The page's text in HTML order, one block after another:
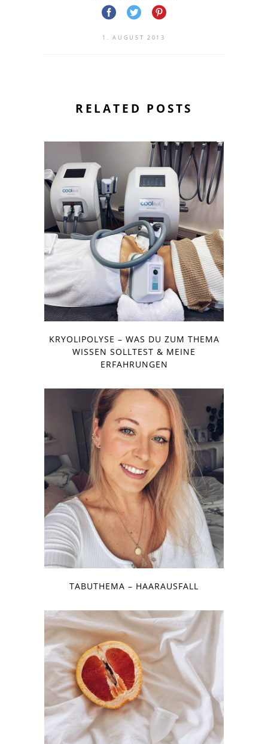
1. AUGUST 2013
RELATED POSTS
KRYOLIPOLYSE – WAS DU ZUM THEMA
WISSEN SOLLTEST & MEINE
ERFAHRUNGEN
TABUTHEMA – HAARAUSFALL